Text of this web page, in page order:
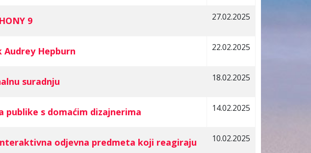
9 27.02.2025
Audrey Hepburn 22.02.2025
suradnju 18.02.2025
publike s domaćim dizajnerima 14.02.2025
interaktivna odjevna predmeta koji reagiraju
10.02.2025